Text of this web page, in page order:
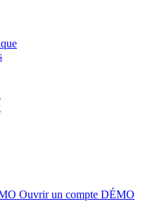
Ouvrir un compte DÉMO